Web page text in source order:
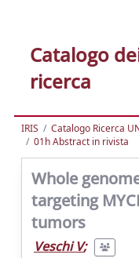
Catalogo
ricerca
IRIS Catalogo Ricerca
01h Abstract in rivista
Whole
targeting
tumors
Veschi V;